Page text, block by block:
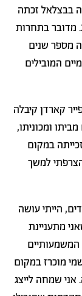
בבצלאל זכתה
בפרס פייר קארדן ליוצרים צעירים לשנת 2024. מדובר בתחרות
מספר שנים
המובילים
קארדן קיבלה
ומכוניתו,
במקום
למשך
הייתי עושה
מתעניינת
המשמעותיים
מוכרז במקום
שמחה לייצג